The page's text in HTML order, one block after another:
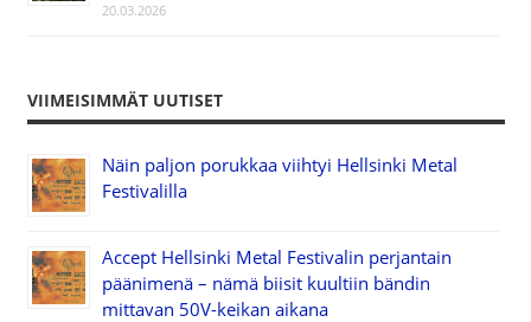
20.03.2026
VIIMEISIMMÄT UUTISET
Näin paljon porukkaa viihtyi Hellsinki Metal
Festivalilla
Accept Hellsinki Metal Festivalin perjantain
päänimenä – nämä biisit kuultiin bändin
mittavan 50V-keikan aikana